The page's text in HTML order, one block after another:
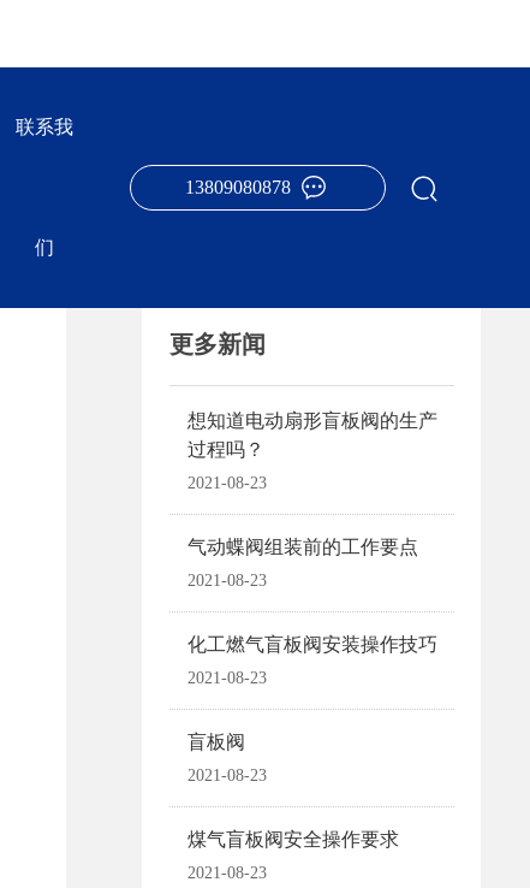
联系我
们
13809080878
更多新闻
想知道电动扇形盲板阀的生产
过程吗？
2021-08-23
气动蝶阀组装前的工作要点
2021-08-23
化工燃气盲板阀安装操作技巧
2021-08-23
盲板阀
2021-08-23
煤气盲板阀安全操作要求
2021-08-23